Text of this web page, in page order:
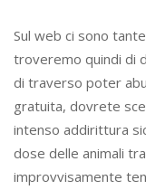
Sul web ci sono
troveremo quindi di
di traverso poter
gratuita, dovrete
intenso addirittura
dose delle animali
improvvisamente